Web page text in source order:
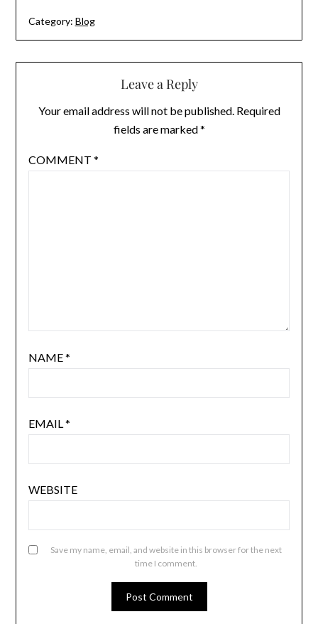
Category: Blog
Leave a Reply
Your email address will not be published. Required
fields are marked*
COMMENT *
NAME*
EMAIL*
WEBSITE
Save my name, email, and website in this browser for the next
time I comment.